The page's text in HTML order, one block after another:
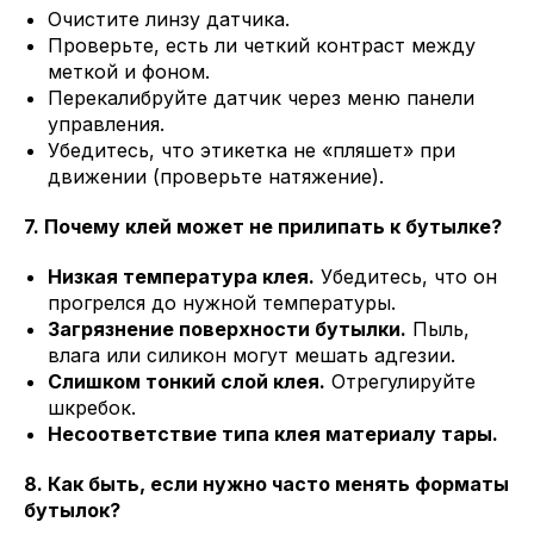
Очистите линзу датчика.
Проверьте, есть ли четкий контраст между
меткой и фоном.
Перекалибруйте датчик через меню панели
управления.
Убедитесь, что этикетка не «пляшет» при
движении (проверьте натяжение).
7. Почему клей может не прилипать к бутылке?
Низкая температура клея. Убедитесь, что он
прогрелся до нужной температуры.
Загрязнение поверхности бутылки. Пыль,
влага или силикон могут мешать адгезии.
Слишком тонкий слой клея. Отрегулируйте
шкребок.
Несоответствие типа клея материалу тары.
8. Как быть, если нужно часто менять форматы
бутылок?